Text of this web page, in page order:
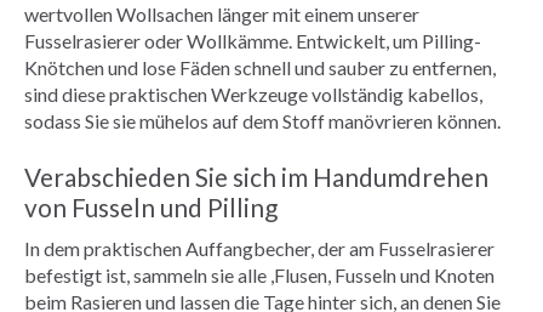
wertvollen Wollsachen länger mit einem unserer
Fusselrasierer oder Wollkämme. Entwickelt, um Pilling-
Knötchen und lose Fäden schnell und sauber zu entfernen,
sind diese praktischen Werkzeuge vollständig kabellos,
sodass Sie sie mühelos auf dem Stoff manövrieren können.
Verabschieden Sie sich im Handumdrehen
von Fusseln und Pilling
In dem praktischen Auffangbecher, der am Fusselrasierer
befestigt ist, sammeln sie alle ,Flusen, Fusseln und Knoten
beim Rasieren und lassen die Tage hinter sich, an denen Sie